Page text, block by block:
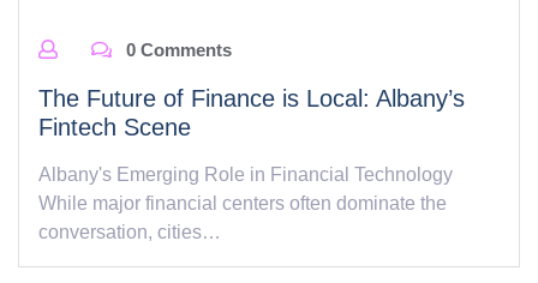
0 Comments
The Future of Finance is Local: Albany’s
Fintech Scene
Albany's Emerging Role in Financial Technology
While major financial centers often dominate the
conversation, cities…